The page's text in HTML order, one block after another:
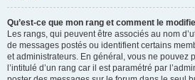
Qu’est-ce que mon rang et comment le
Les rangs, qui peuvent être associés au nom
de messages postés ou identifient certains
et administrateurs. En général, vous ne pouvez
l’intitulé d’un rang car il est paramétré par